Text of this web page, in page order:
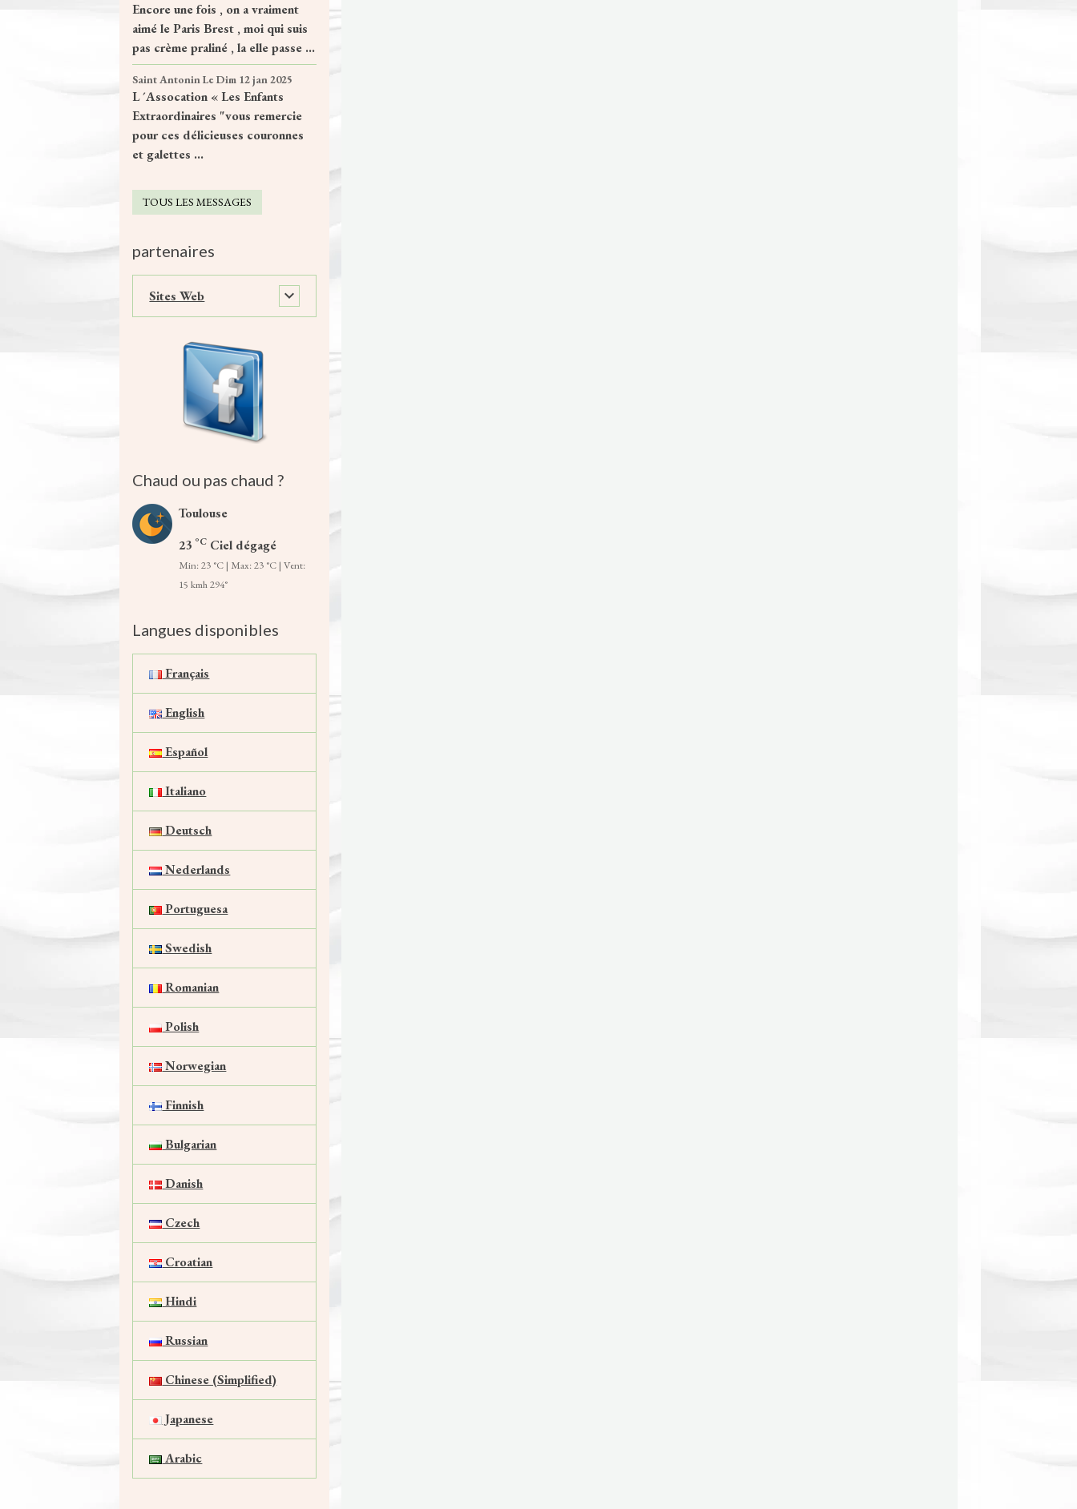
Encore une fois , on a vraiment
aimé le Paris Brest , moi qui suis
pas crème praliné , la elle passe ...
Saint AntoninLe Dim 12 jan 2025
L ´Assocation « Les Enfants
Extraordinaires "vous remercie
pour ces délicieuses couronnes
et galettes ...
TOUS LES MESSAGES
partenaires
Sites Web
Chaud ou pas chaud ?
Toulouse
23 °C Ciel dégagé
Min: 23 °C | Max: 23 °C | Vent:
15 kmh 294°
Langues disponibles
Français
English
Español
Italiano
Deutsch
Nederlands
Portuguesa
Swedish
Romanian
Polish
Norwegian
Finnish
Bulgarian
Danish
Czech
Croatian
Hindi
Russian
Chinese (Simplified)
Japanese
Arabic